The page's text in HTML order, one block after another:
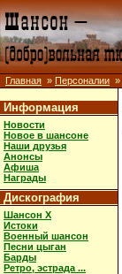
Главная » Персоналии »
Информация
Новости
Новое в шансоне
Наши друзья
Анонсы
Афиша
Награды
Дискография
Шансон X
Истоки
Военный шансон
Песни цыган
Барды
Ретро, эстрада ...